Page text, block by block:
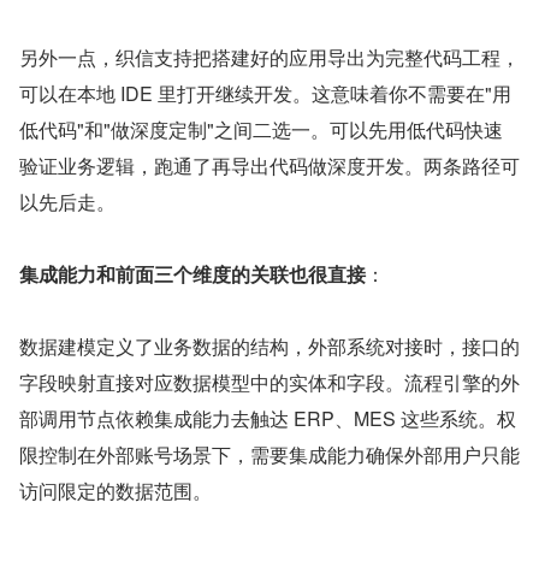
另外一点，织信支持把搭建好的应用导出为完整代码工程，
可以在本地 IDE 里打开继续开发。这意味着你不需要在"用
低代码"和"做深度定制"之间二选一。可以先用低代码快速
验证业务逻辑，跑通了再导出代码做深度开发。两条路径可
以先后走。
集成能力和前面三个维度的关联也很直接：
数据建模定义了业务数据的结构，外部系统对接时，接口的
字段映射直接对应数据模型中的实体和字段。流程引擎的外
部调用节点依赖集成能力去触达 ERP、MES 这些系统。权
限控制在外部账号场景下，需要集成能力确保外部用户只能
访问限定的数据范围。